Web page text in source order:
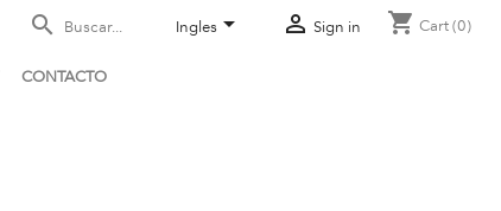
 Ingles  Sign in shopping_cart Cart (0)
CONTACTO